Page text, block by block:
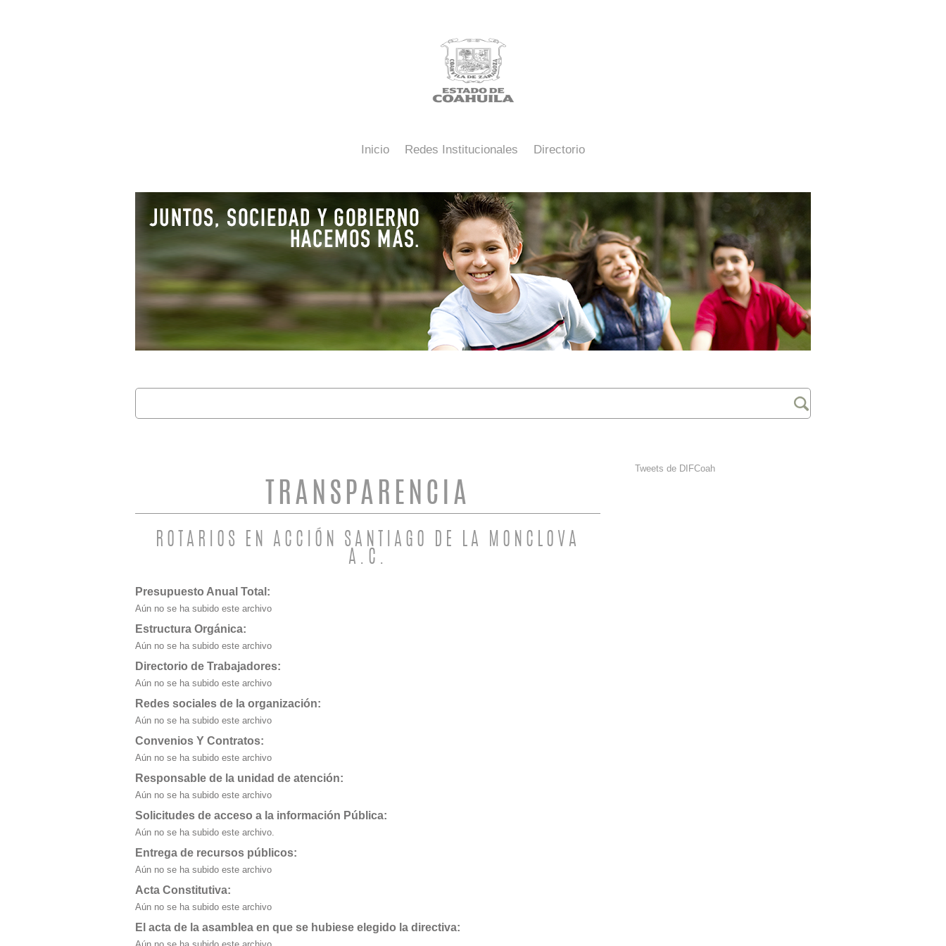
Inicio Redes Institucionales Directorio
Buscar
TRANSPARENCIA
ROTARIOS EN ACCIÓN SANTIAGO DE LA MONCLOVA
A.C.
Presupuesto Anual Total:
Aún no se ha subido este archivo
Estructura Orgánica:
Aún no se ha subido este archivo
Directorio de Trabajadores:
Aún no se ha subido este archivo
Redes sociales de la organización:
Aún no se ha subido este archivo
Convenios Y Contratos:
Aún no se ha subido este archivo
Responsable de la unidad de atención:
Aún no se ha subido este archivo
Solicitudes de acceso a la información Pública:
Aún no se ha subido este archivo.
Entrega de recursos públicos:
Aún no se ha subido este archivo
Acta Constitutiva:
Aún no se ha subido este archivo
El acta de la asamblea en que se hubiese elegido la directiva:
Tweets de DIFCoah